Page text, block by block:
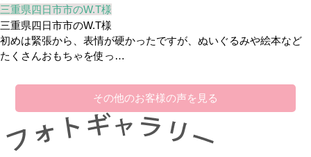
三重県四日市市のW.T様
三重県四日市市のW.T様
初めは緊張から、表情が硬かったですが、ぬいぐるみや絵本など
たくさんおもちゃを使っ…
その他のお客様の声を見る